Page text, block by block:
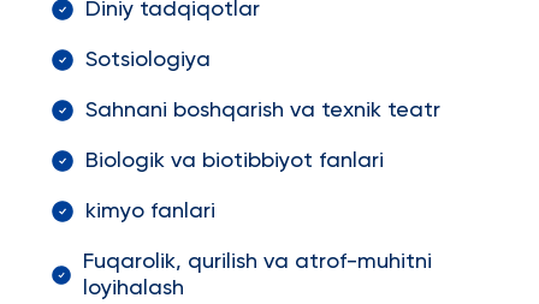
Diniy tadqiqotlar
Sotsiologiya
Sahnani boshqarish va texnik teatr
Biologik va biotibbiyot fanlari
kimyo fanlari
Fuqarolik, qurilish va atrof-muhitni
loyihalash